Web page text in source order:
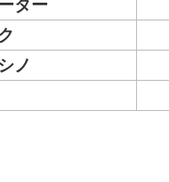
ター
ノ